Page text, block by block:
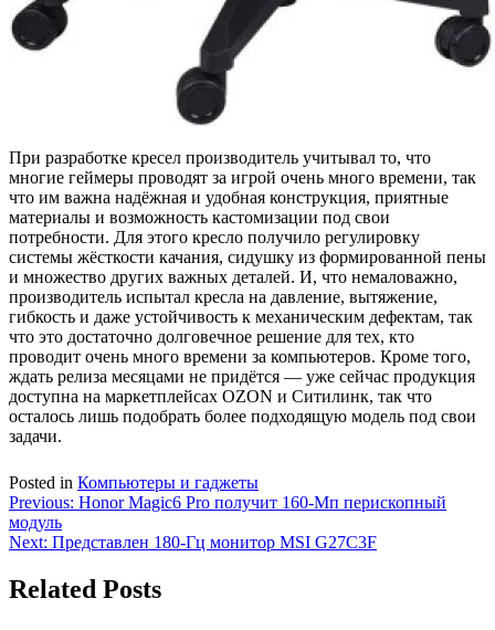
При разработке кресел производитель учитывал то, что
многие геймеры проводят за игрой очень много времени, так
что им важна надёжная и удобная конструкция, приятные
материалы и возможность кастомизации под свои
потребности. Для этого кресло получило регулировку
системы жёсткости качания, сидушку из формированной пены
и множество других важных деталей. И, что немаловажно,
производитель испытал кресла на давление, вытяжение,
гибкость и даже устойчивость к механическим дефектам, так
что это достаточно долговечное решение для тех, кто
проводит очень много времени за компьютеров. Кроме того,
ждать релиза месяцами не придётся — уже сейчас продукция
доступна на маркетплейсах OZON и Ситилинк, так что
осталось лишь подобрать более подходящую модель под свои
задачи.
Posted in Компьютеры и гаджеты
Навигация
по
Previous: Honor Magic6 Pro получит 160-Мп перископный
модуль
Next: Представлен 180-Гц монитор MSI G27C3F
Related Posts